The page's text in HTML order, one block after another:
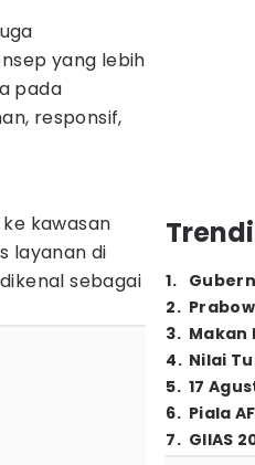
yang lebih
pada
responsif,
kawasan
layanan di
sebagai
1.
2.
3. Makan
4. Nilai
5. 17
6. Piala
7. GIIAS